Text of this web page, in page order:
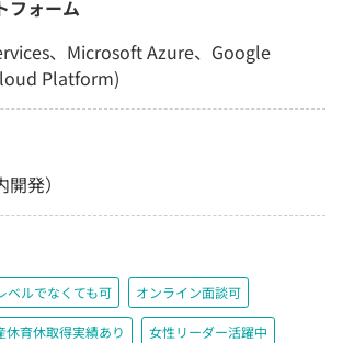
フォーム
、Microsoft Azure、Google
Platform)
発）
ベルでなくても可 オンライン面談可
休育休取得実績あり 女性リーダー活躍中